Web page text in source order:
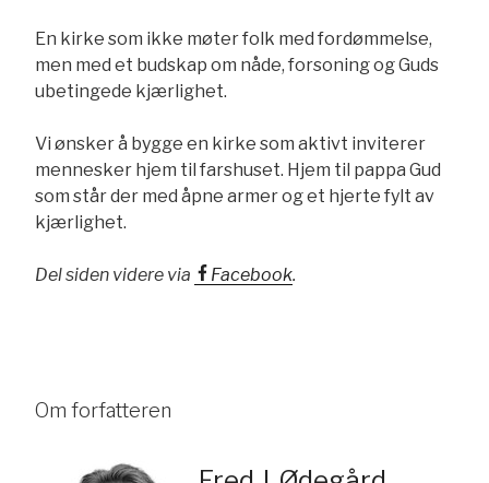
En kirke som ikke møter folk med fordømmelse,
men med et budskap om nåde, forsoning og Guds
ubetingede kjærlighet.
Vi ønsker å bygge en kirke som aktivt inviterer
mennesker hjem til farshuset. Hjem til pappa Gud
som står der med åpne armer og et hjerte fylt av
kjærlighet.
Del siden videre via Facebook.
Om forfatteren